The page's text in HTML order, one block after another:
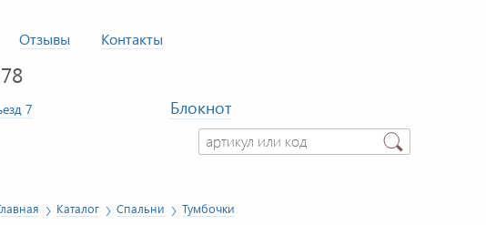
Отзывы Контакты
7
Блокнот
Каталог Спальни Тумбочки